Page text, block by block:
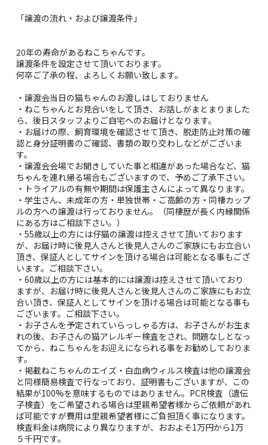
「譲渡の流れ・および譲渡条件」
20年の寿命があるねこちゃんです。
譲渡条件を設定させて頂いております。
何卒ご了承の程、よろしくお願い致します。
・譲渡会当日の猫ちゃんのお渡しはしておりません
・ねこちゃんとお見合いをして頂き、お話しがまとまりました
ら、後日スタッフよりご自宅へのお届けとなります。
・お届けの際、飼育環境を確認させて頂き、脱走防止対策の確
認と身分証明書のご確認、書類の取り交わしなどがございま
す。
・譲渡会会場でお聞きしていた事と相違があった場合など、猫
ちゃんを連れ帰る場合もございますので、予めご了承下さい。
・トライアルの有無や期間は保護主さんによって異なります。
・学生さん、未成年の方・単独世帯・ご高齢の方・同棲カップ
ルの方への譲渡は行っておりません。（同棲歴が長く内縁関係
にある方はご相談下さい。）
・55歳以上の方には仔猫の譲渡は控えさせて頂いております
が、お届け時に後見人さんと後見人さんのご家族にもお立合い
頂き、保証人としてサインを頂ける場合は可能となる事もござ
います。ご相談下さい。
・60歳以上の方には基本的には譲渡は控えさせて頂いており
ますが、お届け時に後見人さんと後見人さんのご家族にもお立
合い頂き、保証人としてサインを頂ける場合は可能となる事も
ございます。ご相談下さい。
・お子さんを予定されていらっしゃる方は、お子さんがお生ま
れの後、お子さんの猫アレルギー検査をされ、問題なしとなっ
てから、ねこちゃんをお迎えになられる事をお勧めしておりま
す。
・掲載ねこちゃんのエイズ・白血病ウィルス検査は他の譲渡会
と同様簡易検査で行なっており、証明書もございますが、この
結果が100%を意味するものではありません。PCR検査（遺伝
子検査）をご希望される場合は里親希望者様からご依頼があれ
ば可能ですが費用は里親希望者様にご負担頂く事になります。
検査料金は病院により異なりますが、おおよそ1万円から1万
５千円です。